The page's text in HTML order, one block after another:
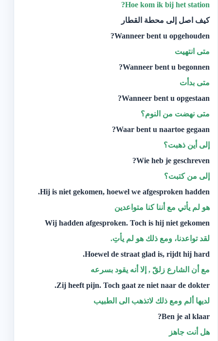
Hoe kom ik bij het station?
كيف اصل إلى محطة القطار
Wanneer bent u opgehouden?
متى انتهيت
Wanneer bent u begonnen?
متى بدأت
Wanneer bent u opgestaan?
متى نهضت من النوم؟
Waar bent u naartoe gegaan?
إلى أين ذهبت؟
Wie heb je geschreven?
إلى من كتبت؟‬
Hij is niet gekomen, hoewel we afgesproken hadden.
هو لم يأتي مع أننا كنا متواعدين
Wij hadden afgesproken. Toch is hij niet gekomen
لقد تواعدنا، ومع ذلك هو لم يأتِ.
Hoewel de straat glad is, rijdt hij hard.
مع أن الشارع زلقّ , إلا أنه يقود بسرعه
Zij heeft pijn. Toch gaat ze niet naar de dokter.
لديها ألم ومع ذلك لاتذهب الى الطبيب
Ben je al klaar?
هل أنت جاهز